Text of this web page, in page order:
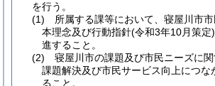
を行う。
(1)
所属する課等において、寝屋川市
本理念及び行動指針(令和3年10月策定)
進すること。
(2)
寝屋川市の課題及び市民ニーズに関
課題解決及び市民サービス向上につな
ること。